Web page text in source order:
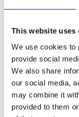
This website uses
We use cookies to
provide social
We also share
our social media,
may combine it
provided to them